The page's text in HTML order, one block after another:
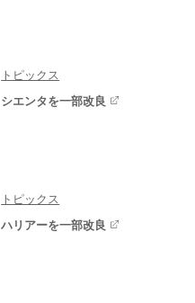
トピックス
シエンタを一部改良
トピックス
ハリアーを一部改良